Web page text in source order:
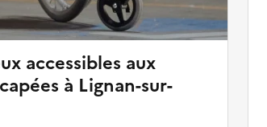
accessibles aux
à Lignan-sur-